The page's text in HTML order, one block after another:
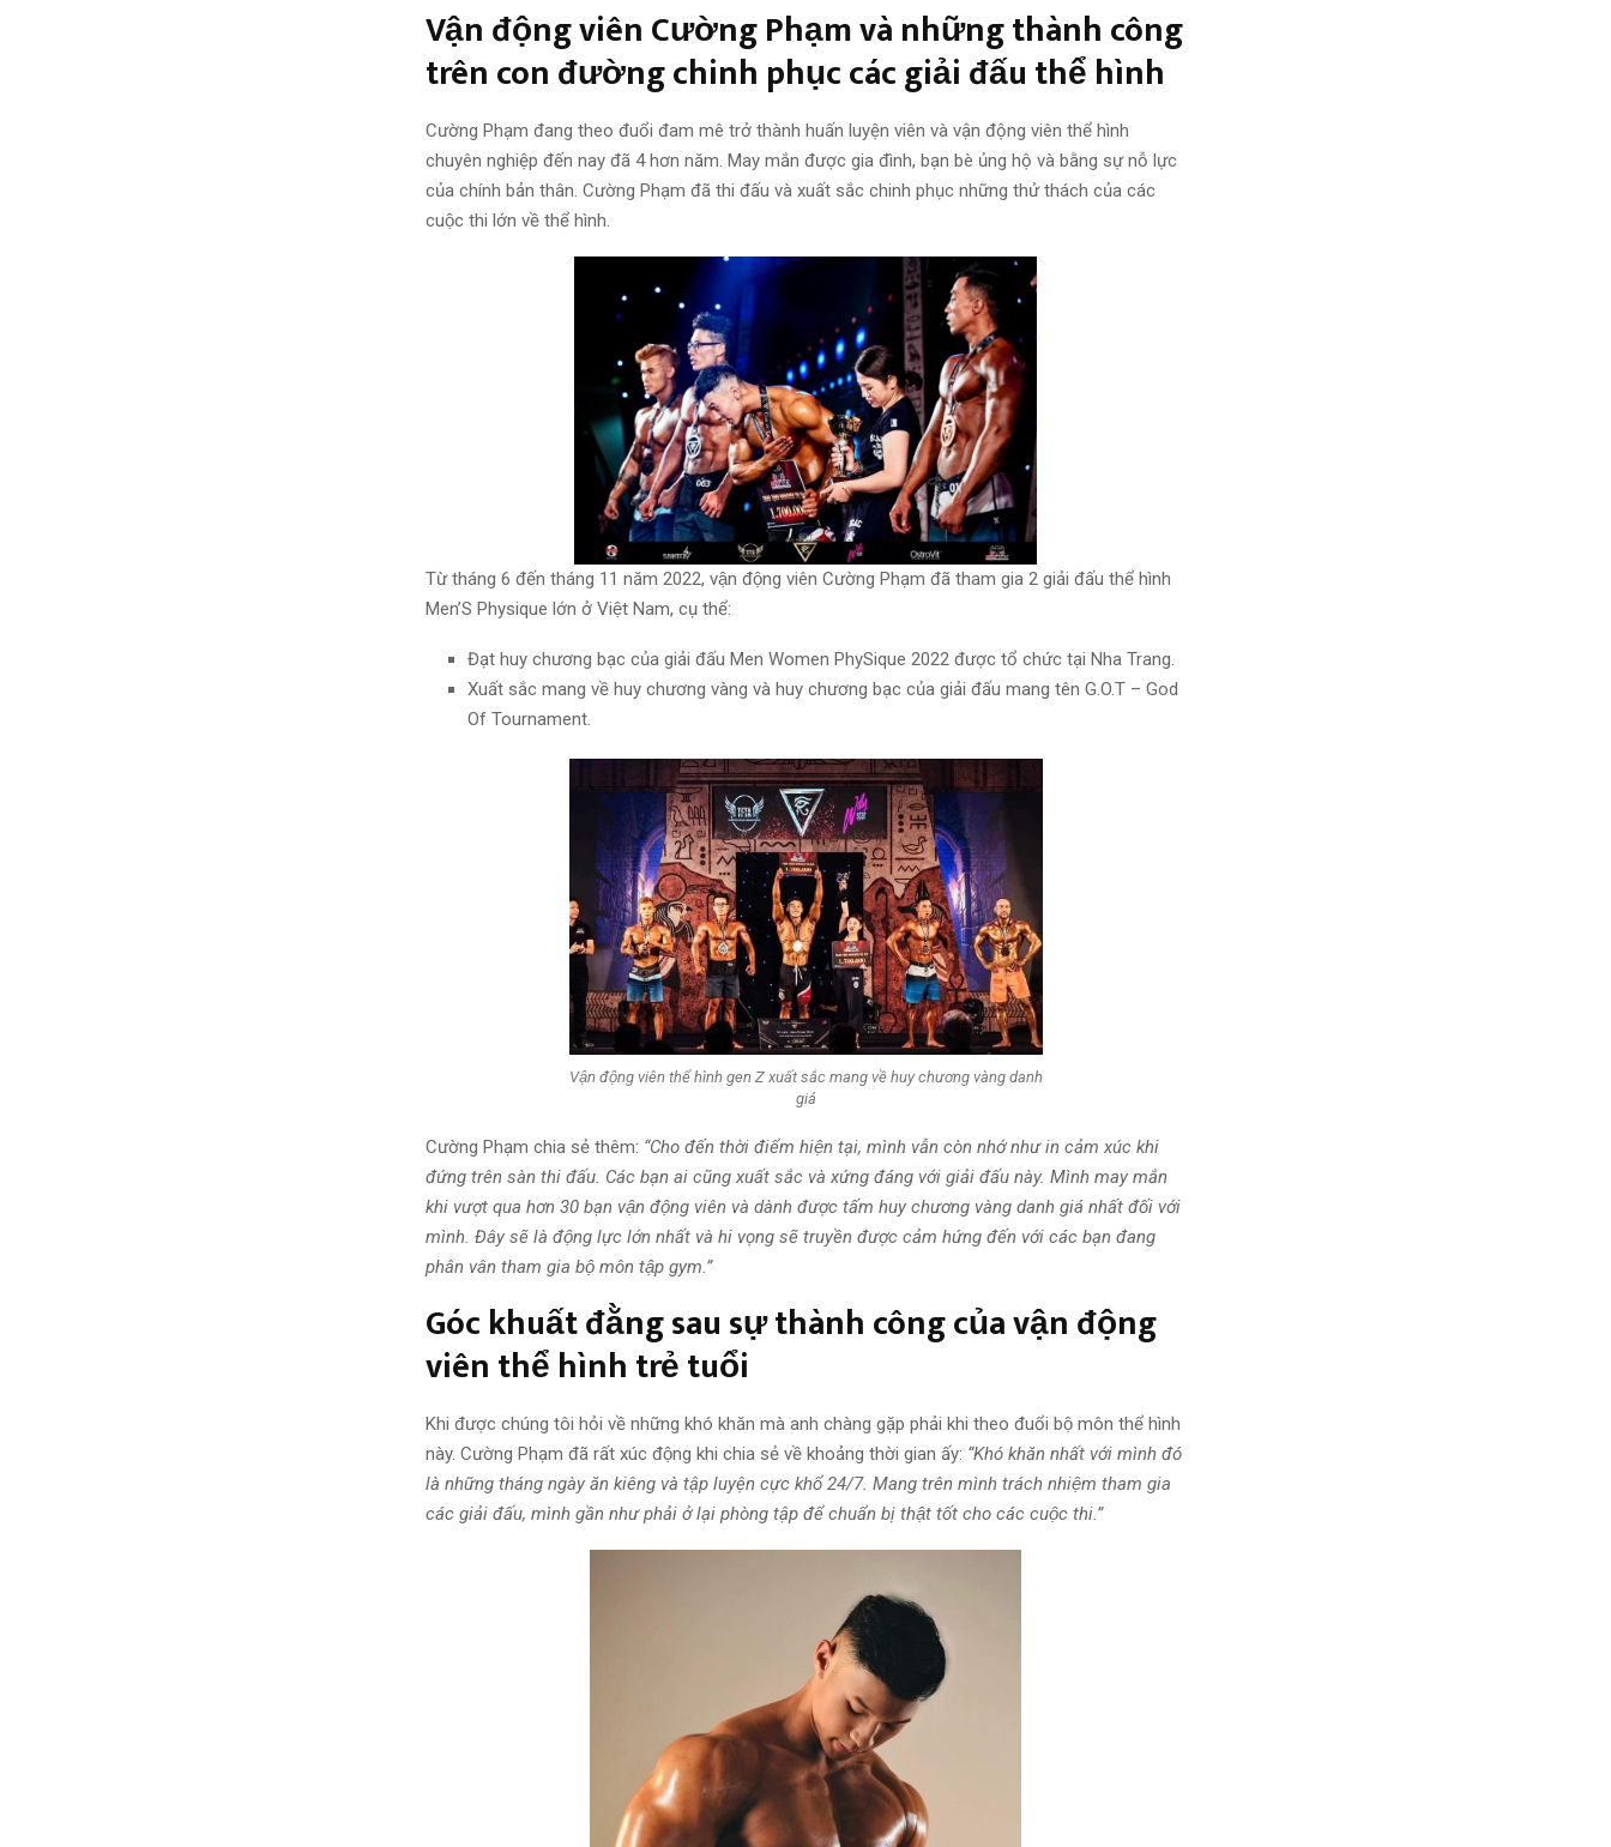
Vận động viên Cường Phạm và những thành công
trên con đường chinh phục các giải đấu thể hình
Cường Phạm đang theo đuổi đam mê trở thành huấn luyện viên và vận động viên thể hình
chuyên nghiệp đến nay đã 4 hơn năm. May mắn được gia đình, bạn bè ủng hộ và bằng sự nỗ lực
của chính bản thân. Cường Phạm đã thi đấu và xuất sắc chinh phục những thử thách của các
cuộc thi lớn về thể hình.
Từ tháng 6 đến tháng 11 năm 2022, vận động viên Cường Phạm đã tham gia 2 giải đấu thể hình
Men’S Physique lớn ở Việt Nam, cụ thể:
Đạt huy chương bạc của giải đấu Men Women PhySique 2022 được tổ chức tại Nha Trang.
Xuất sắc mang về huy chương vàng và huy chương bạc của giải đấu mang tên G.O.T – God
Of Tournament.
Vận động viên thể hình gen Z xuất sắc mang về huy chương vàng danh
giá
Cường Phạm chia sẻ thêm: “Cho đến thời điểm hiện tại, mình vẫn còn nhớ như in cảm xúc khi
đứng trên sàn thi đấu. Các bạn ai cũng xuất sắc và xứng đáng với giải đấu này. Mình may mắn
khi vượt qua hơn 30 bạn vận động viên và dành được tấm huy chương vàng danh giá nhất đối với
mình. Đây sẽ là động lực lớn nhất và hi vọng sẽ truyền được cảm hứng đến với các bạn đang
phân vân tham gia bộ môn tập gym.”
Góc khuất đằng sau sự thành công của vận động
viên thể hình trẻ tuổi
Khi được chúng tôi hỏi về những khó khăn mà anh chàng gặp phải khi theo đuổi bộ môn thể hình
này. Cường Phạm đã rất xúc động khi chia sẻ về khoảng thời gian ấy: “Khó khăn nhất với mình đó
là những tháng ngày ăn kiêng và tập luyện cực khổ 24/7. Mang trên mình trách nhiệm tham gia
các giải đấu, mình gần như phải ở lại phòng tập để chuẩn bị thật tốt cho các cuộc thi.”